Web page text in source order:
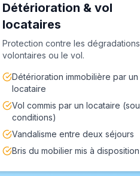
Détérioration & vol
locataires
Protection contre les dégradations
volontaires ou le vol.
Détérioration immobilière par un
locataire
Vol commis par un locataire
conditions)
Vandalisme entre deux séjours
Bris du mobilier mis à disposition